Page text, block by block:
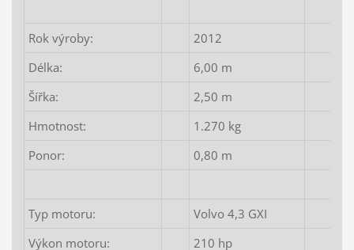
Rok výroby:
2012
Délka:
6,00 m
Šířka:
2,50 m
Hmotnost:
1.270 kg
Ponor:
0,80 m
Typ motoru:
Volvo 4,3 GXI
Výkon motoru:
210 hp